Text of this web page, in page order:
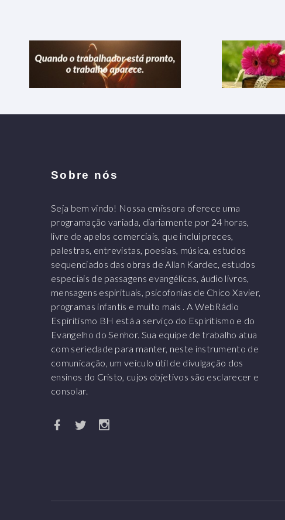
Sobre nós
Seja bem vindo! Nossa emissora oferece uma
programação variada, diariamente por 24 horas,
livre de apelos comerciais, que inclui preces,
palestras, entrevistas, poesias, música, estudos
sequenciados das obras de Allan Kardec, estudos
especiais de passagens evangélicas, áudio livros,
mensagens espirituais, psicofonias de Chico Xavier,
programas infantis e muito mais . A WebRádio
Espiritismo BH está a serviço do Espiritismo e do
Evangelho do Senhor. Sua equipe de trabalho atua
com seriedade para manter, neste instrumento de
comunicação, um veículo útil de divulgação dos
ensinos do Cristo, cujos objetivos são esclarecer e
consolar.